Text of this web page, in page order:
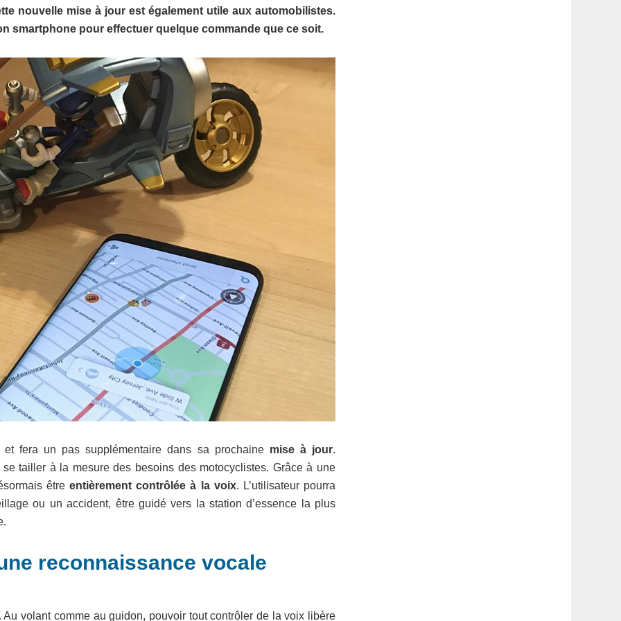
nouvelle mise à jour est également utile aux automobilistes.
smartphone pour effectuer quelque commande que ce soit.
fera un pas supplémentaire dans sa prochaine mise à jour.
tailler à la mesure des besoins des motocyclistes. Grâce à une
êtreentièrement contrôlée à la voix. L’utilisateur pourra
ou un accident, être guidé vers la station d’essence la plus
reconnaissance vocale
volant comme au guidon, pouvoir tout contrôler de la voix libère